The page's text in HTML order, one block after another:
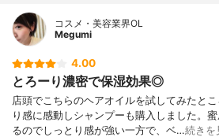
コスメ・美容業界OL
Megumi
4.00
とろーり濃密で保湿効果◎
店頭でこちらのヘアオイルを試してみたと
り感に感動しシャンプーも購入しました。
るのでしっとり感が強い一方で、ベ…続きを